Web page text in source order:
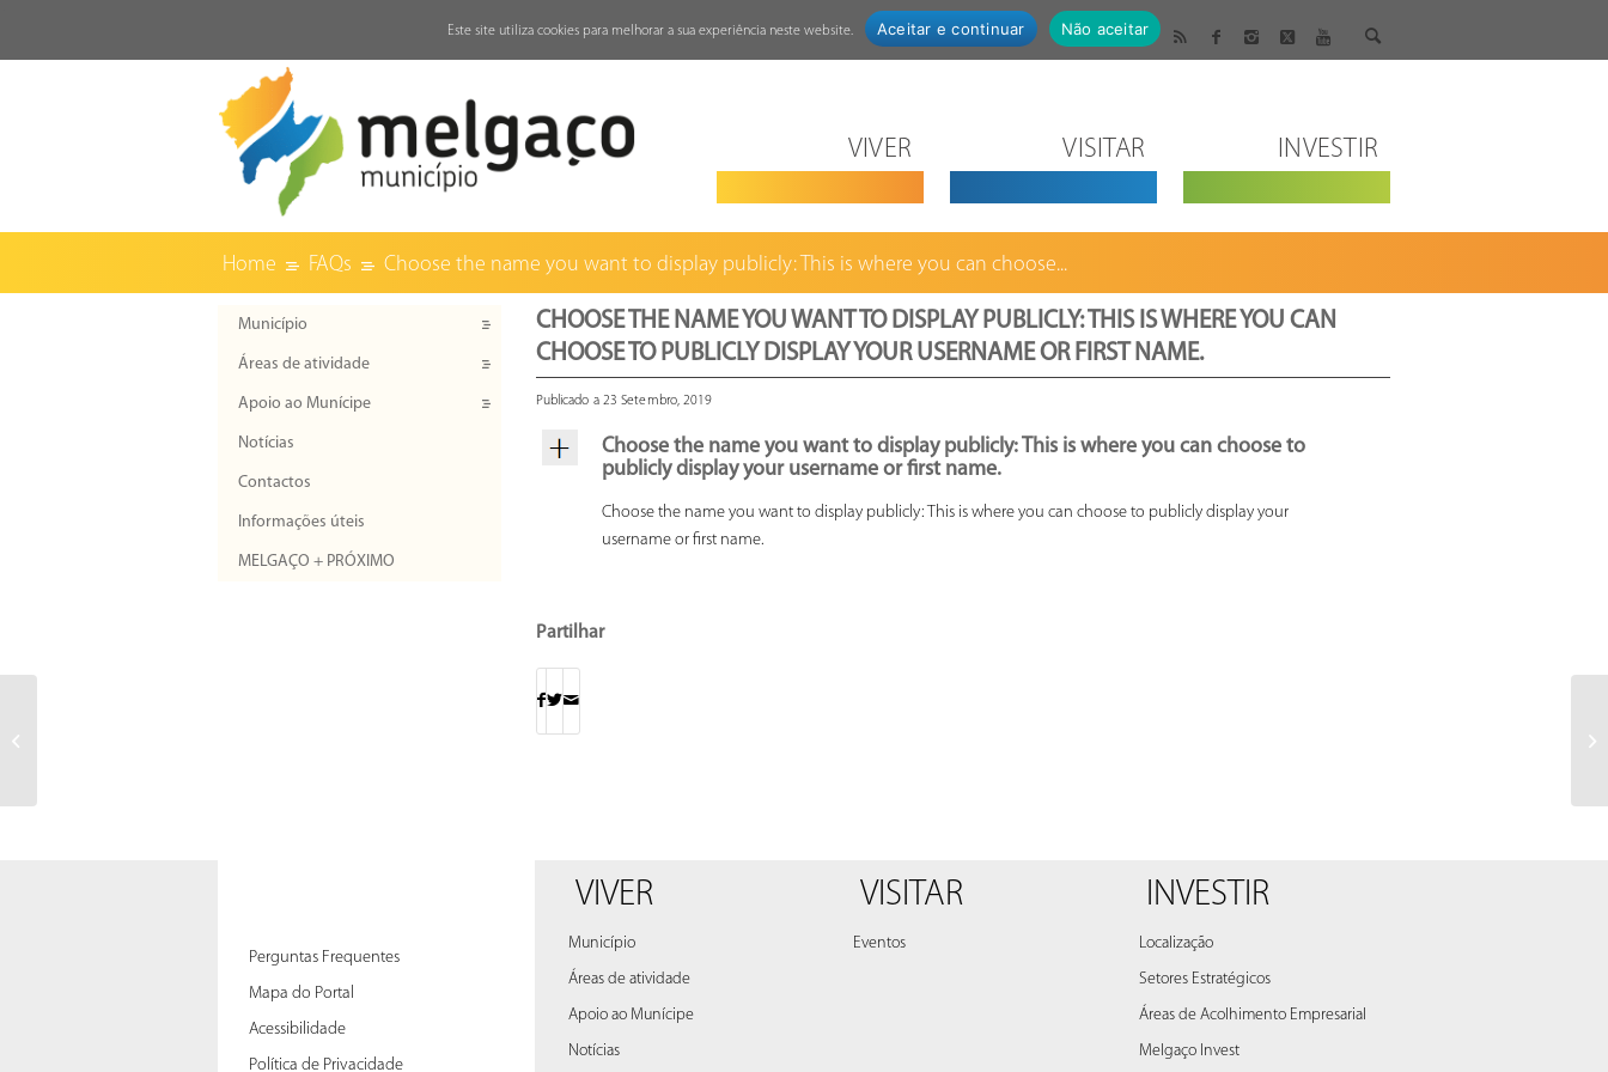
VIVER VISITAR INVESTIR
Home FAQs Choose the name you want to display publicly: This is where you can choose...
CHOOSE THE NAME YOU WANT TO DISPLAY PUBLICLY: THIS IS WHERE YOU CAN
CHOOSE TO PUBLICLY DISPLAY YOUR USERNAME OR FIRST NAME.
Publicado a 23 Setembro, 2019
Choose the name you want to display publicly: This is where you can choose to
publicly display your username or first name.
Choose the name you want to display publicly: This is where you can choose to publicly display your
username or first name.
Partilhar
Município
Áreas de atividade
Apoio ao Munícipe
Notícias
Contactos
Informações úteis
MELGAÇO + PRÓXIMO
Perguntas Frequentes
Mapa do Portal
Acessibilidade
Política de Privacidade
VIVER
Município
Áreas de atividade
Apoio ao Munícipe
Notícias
VISITAR
Eventos
INVESTIR
Localização
Setores Estratégicos
Áreas de Acolhimento Empresarial
Melgaço Invest
.
Este site utiliza cookies para melhorar a sua experiência neste website. Aceitar e continuar Não aceitar